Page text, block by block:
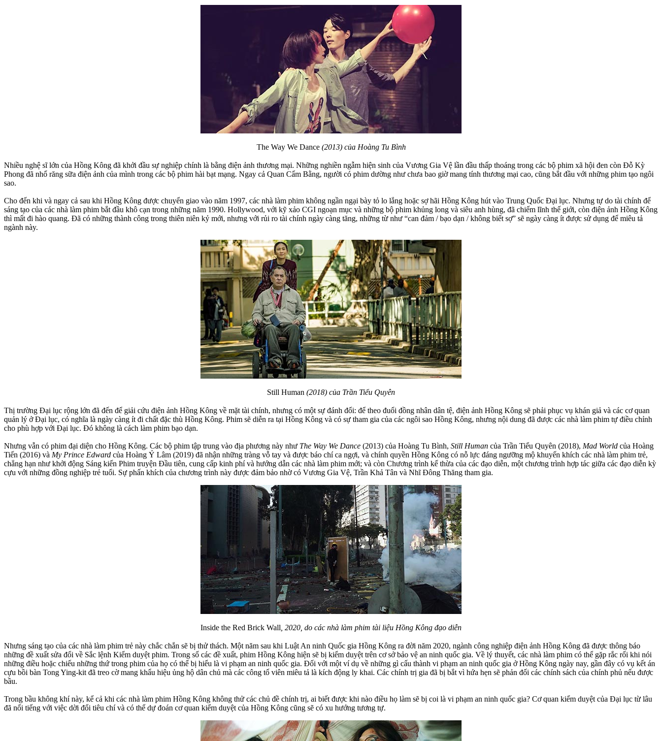
The Way We Dance(2013) của Hoàng Tu Bình
Nhiều nghệ sĩ lớn của Hồng Kông đã khởi đầu sự nghiệp chính là bằng điện ảnh thương mại. Những nghiền ngẫm hiện sinh của Vương Gia Vệ lần đầu thấp thoáng trong các bộ phim xã hội đen còn Đỗ Kỳ
Phong đã nhổ răng sữa điện ảnh của mình trong các bộ phim hài bạt mạng. Ngay cả Quan Cẩm Bằng, người có phim dường như chưa bao giờ mang tính thương mại cao, cũng bắt đầu với những phim tạo ngôi
sao.
Cho đến khi và ngay cả sau khi Hồng Kông được chuyển giao vào năm 1997, các nhà làm phim không ngần ngại bày tỏ lo lắng hoặc sợ hãi Hồng Kông hút vào Trung Quốc Đại lục. Nhưng tự do tài chính để
sáng tạo của các nhà làm phim bắt đầu khô cạn trong những năm 1990. Hollywood, với kỹ xảo CGI ngoạn mục và những bộ phim khủng long và siêu anh hùng, đã chiếm lĩnh thế giới, còn điện ảnh Hồng Kông
thì mất đi hào quang. Đã có những thành công trong thiên niên kỷ mới, nhưng với rủi ro tài chính ngày càng tăng, những từ như “can đảm / bạo dạn / không biết sợ” sẽ ngày càng ít được sử dụng để miêu tả
ngành này.
Still Human (2018) của Trần Tiểu Quyên
Thị trường Đại lục rộng lớn đã đến để giải cứu điện ảnh Hồng Kông về mặt tài chính, nhưng có một sự đánh đổi: để theo đuổi đồng nhân dân tệ, điện ảnh Hồng Kông sẽ phải phục vụ khán giả và các cơ quan
quản lý ở Đại lục, có nghĩa là ngày càng ít đi chất đặc thù Hồng Kông. Phim sẽ diễn ra tại Hồng Kông và có sự tham gia của các ngôi sao Hồng Kông, nhưng nội dung đã được các nhà làm phim tự điều chỉnh
cho phù hợp với Đại lục. Đó không là cách làm phim bạo dạn.
Nhưng vẫn có phim đại diện cho Hồng Kông. Các bộ phim tập trung vào địa phương này như The Way We Dance (2013) của Hoàng Tu Bình, Still Human của Trần Tiểu Quyên (2018), Mad World của Hoàng
Tiến (2016) và My Prince Edward của Hoàng Ỷ Lâm (2019) đã nhận những tràng vỗ tay và được báo chí ca ngợi, và chính quyền Hồng Kông có nỗ lực đáng ngưỡng mộ khuyến khích các nhà làm phim trẻ,
chẳng hạn như khởi động Sáng kiến Phim truyện Đầu tiên, cung cấp kinh phí và hướng dẫn các nhà làm phim mới; và còn Chương trình kế thừa của các đạo diễn, một chương trình hợp tác giữa các đạo diễn kỳ
cựu với những đồng nghiệp trẻ tuổi. Sự phấn khích của chương trình này được đảm bảo nhờ có Vương Gia Vệ, Trần Khả Tân và Nhĩ Đông Thăng tham gia.
Inside the Red Brick Wall , 2020, do các nhà làm phim tài liệu Hồng Kông đạo diễn
Nhưng sáng tạo của các nhà làm phim trẻ này chắc chắn sẽ bị thử thách. Một năm sau khi Luật An ninh Quốc gia Hồng Kông ra đời năm 2020, ngành công nghiệp điện ảnh Hồng Kông đã được thông báo
những đề xuất sửa đổi về Sắc lệnh Kiểm duyệt phim. Trong số các đề xuất, phim Hồng Kông hiện sẽ bị kiểm duyệt trên cơ sở bảo vệ an ninh quốc gia. Về lý thuyết, các nhà làm phim có thể gặp rắc rối khi nói
những điều hoặc chiếu những thứ trong phim của họ có thể bị hiểu là vi phạm an ninh quốc gia. Đối với một ví dụ về những gì cấu thành vi phạm an ninh quốc gia ở Hồng Kông ngày nay, gần đây có vụ kết án
cựu bồi bàn Tong Ying-kit đã treo cờ mang khẩu hiệu ủng hộ dân chủ mà các công tố viên miêu tả là kích động ly khai. Các chính trị gia đã bị bắt vì hứa hẹn sẽ phản đối các chính sách của chính phủ nếu được
bầu.
Trong bầu không khí này, kể cả khi các nhà làm phim Hồng Kông không thử các chủ đề chính trị, ai biết được khi nào điều họ làm sẽ bị coi là vi phạm an ninh quốc gia? Cơ quan kiểm duyệt của Đại lục từ lâu
đã nổi tiếng với việc dời đổi tiêu chí và có thể dự đoán cơ quan kiểm duyệt của Hồng Kông cũng sẽ có xu hướng tương tự.